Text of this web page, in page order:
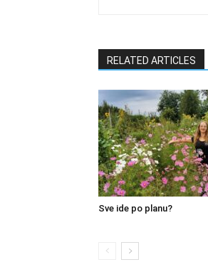
RELATED ARTICLES
Sve ide po planu?